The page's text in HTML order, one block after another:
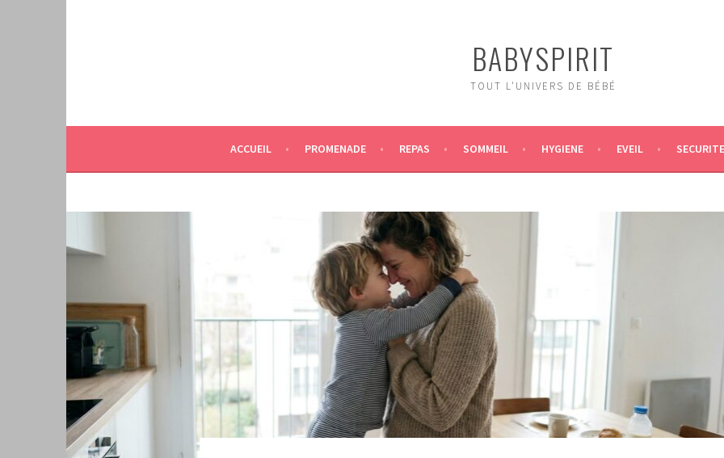
BABYSPIRIT
TOUT L'UNIVERS DE BÉBÉ
ACCUEIL PROMENADE REPAS SOMMEIL HYGIENE EVEIL SECURITE